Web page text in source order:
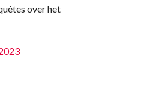
over het